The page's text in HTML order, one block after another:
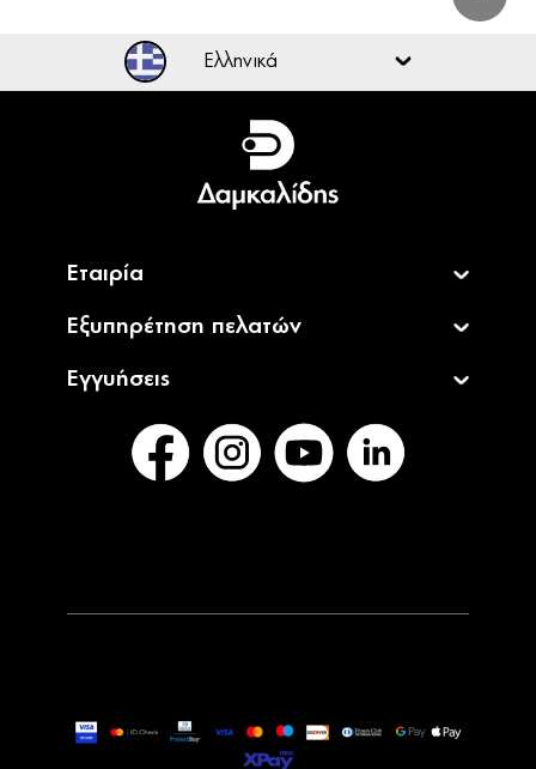
Ελληνικά
Ελληνικά
English
Εταιρία
Εξυπηρέτηση πελατών
Εγγυήσεις